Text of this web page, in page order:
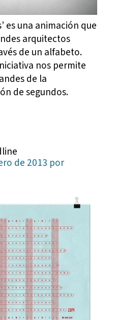
es una animación que
arquitectos
de un alfabeto.
nos permite
de la
de segundos.
de 2013 por